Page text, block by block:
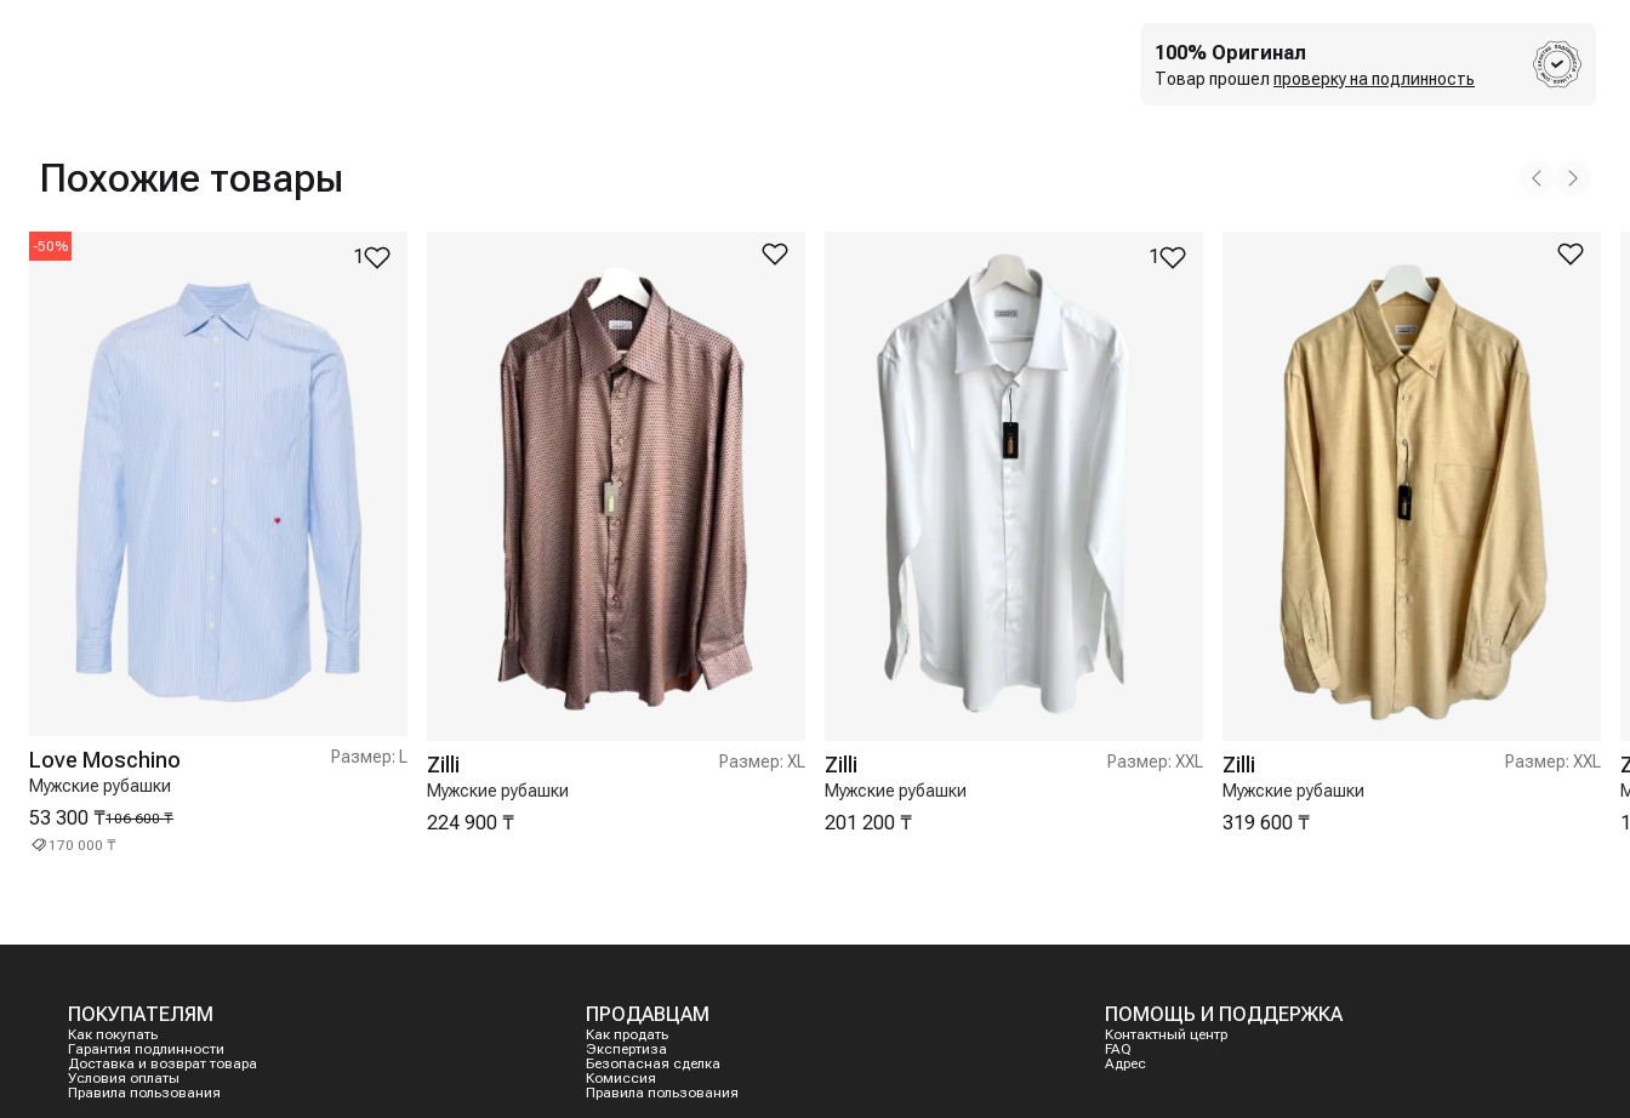
100% Оригинал
Товар прошел проверку на подлинность
Похожие товары
-50% 1
Love Moschino
Мужские рубашки
Размер:
106 600 ₸
53 300 ₸
170 000 ₸
Zilli
Мужские рубашки
Размер: XL
224 900 ₸
1
Zilli
Мужские рубашки
Размер: XXL
201 200 ₸
Zilli
Мужские рубашки
Размер: XXL
319 600 ₸
ПОКУПАТЕЛЯМ
Как покупать
Гарантия подлинности
Доставка и возврат товара
Условия оплаты
Правила пользования
ПРОДАВЦАМ
Как продать
Экспертиза
Безопасная сделка
Комиссия
Правила пользования
ПОМОЩЬ И ПОДДЕРЖКА
Контактный центр
FAQ
Адрес